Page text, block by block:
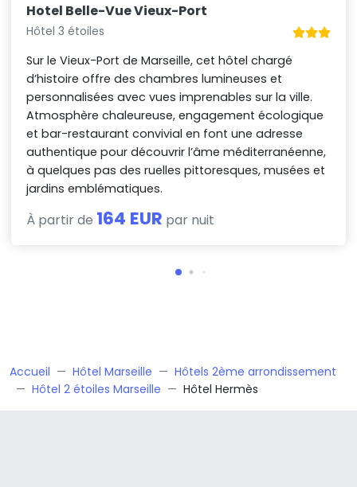
Hotel Belle-Vue Vieux-Port
Hôtel 3 étoiles
Sur le Vieux-Port de Marseille, cet hôtel chargé
d’histoire offre des chambres lumineuses et
personnalisées avec vues imprenables sur la ville.
Atmosphère chaleureuse, engagement écologique
et bar-restaurant convivial en font une adresse
authentique pour découvrir l’âme méditerranéenne,
à quelques pas des ruelles pittoresques, musées et
jardins emblématiques.
À partir de 164 EUR par nuit
Accueil Hôtel Marseille
Hôtels 2ème arrondissement
Hôtel 2 étoiles Marseille
Hôtel Hermès